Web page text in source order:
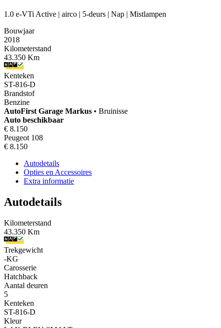
1.0 e-VTi Active | airco | 5-deurs | Nap | Mistlampen
Bouwjaar
2018
Kilometerstand
43.350 Km
Kenteken
ST-816-D
Brandstof
Benzine
AutoFirst Garage Markus • Bruinisse
Auto beschikbaar
€ 8.150
Peugeot 108
€ 8.150
Autodetails
Opties en Accessoires
Extra informatie
Autodetails
Kilometerstand
43.350 Km
Trekgewicht
-KG
Carosserie
Hatchback
Aantal deuren
5
Kenteken
ST-816-D
Kleur